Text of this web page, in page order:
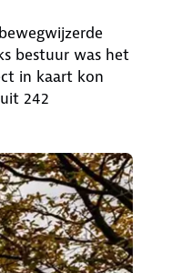
bestuur was het
in kaart kon
242